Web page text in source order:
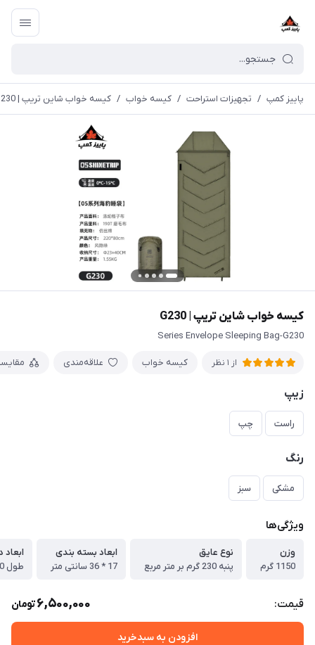
پاییز کمپ / تجهیزات استراحت / کیسه خواب / کیسه خواب شاین تریپ | G230
کیسه خواب شاین تریپ | G230
Series Envelope Sleeping Bag-G230
از 1 نظر کیسه خواب علاقه‌مندی
زیپ
راست چپ
رنگ
مشکی سبز
ویژگی‌ها
وزن
1150 گرم
نوع عایق
پنبه 230 گرم بر متر مربع
ابعاد بسته بندی
17 * 36 سانتی متر
ابعاد
طول 190 --- عرض 70 سانتی متر
قیمت: 6,500,000تومان
افزودن به سبدخرید